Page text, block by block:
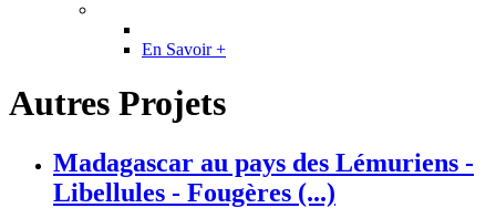
En Savoir +
Autres Projets
Madagascar au pays des Lémuriens -
Libellules - Fougères (...)